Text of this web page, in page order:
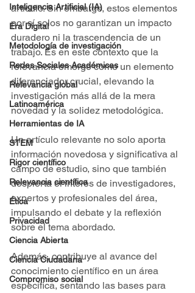
Inteligencia Artificial (IA)
Era Digital
Metodología de investigación
Redes Sociales Académicas
Relevancia global
Latinoamérica
Herramientas de IA
STEM
Rigor científico
Relevancia científica
Ética
Privacidad
Ciencia Abierta
Ciencia Ciudadana
Compromiso social
artículo. Sin embargo, estos elementos
por sí solos no garantizan un impacto
duradero ni la trascendencia de un
trabajo. Es en este contexto que la
relevancia emerge como un elemento
diferenciador crucial, elevando la
investigación más allá de la mera
novedad y la solidez metodológica.
Un artículo relevante no solo aporta
información novedosa y significativa al
campo de estudio, sino que también
despierta el interés de investigadores,
expertos y profesionales del área,
impulsando el debate y la reflexión
sobre el tema abordado.
Además, contribuye al avance del
conocimiento científico en un área
específica, sentando las bases para